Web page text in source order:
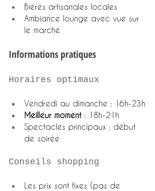
Bières artisanales locales
Ambiance lounge avec vue sur
le marché
Informations pratiques
Horaires optimaux
Vendredi au dimanche : 16h-23h
Meilleur moment : 18h-21h
Spectacles principaux : début
de soirée
Conseils shopping
Les prix sont fixes (pas de